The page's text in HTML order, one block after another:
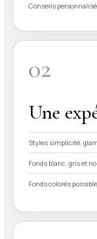
Conseils
02
Une
Styles simplicité,
Fonds blanc, gris et
Fonds colorés